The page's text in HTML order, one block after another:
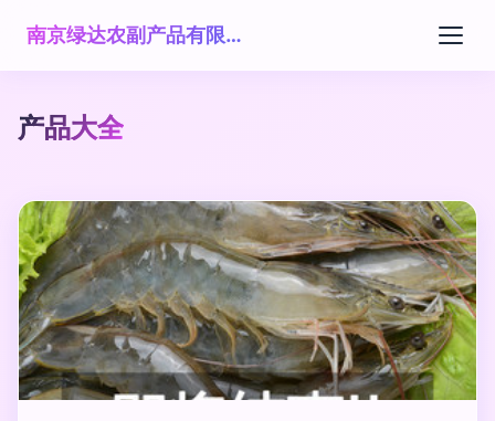
南京绿达农副产品有限公司
产品大全